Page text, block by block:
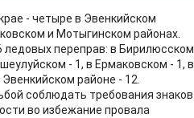
- четыре в Эвенкийском
и Мотыгинском районах.
ледовых переправ: в Бирилюсском
- 1, в Ермаковском - 1, в
районе - 12.
соблюдать требования знаков
во избежание провала